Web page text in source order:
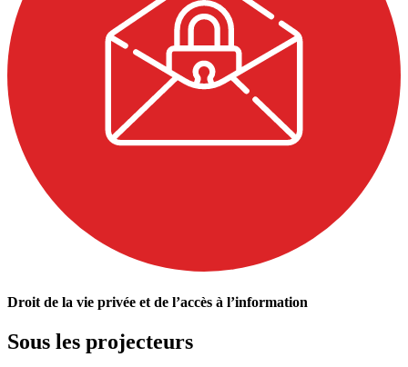
Droit de la vie privée et de l’accès à l’information
Sous les projecteurs